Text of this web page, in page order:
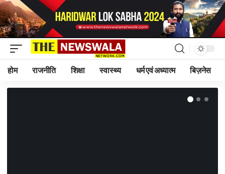
होम राजनीति शिक्षा स्वास्थ्य धर्म एवं अध्यात्म बिज़नेस